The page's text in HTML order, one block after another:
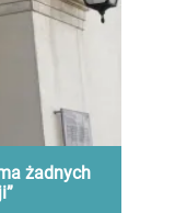
żadnych